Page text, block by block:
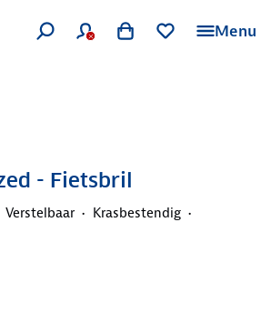
Menu
- Fietsbril
Verstelbaar
Krasbestendig